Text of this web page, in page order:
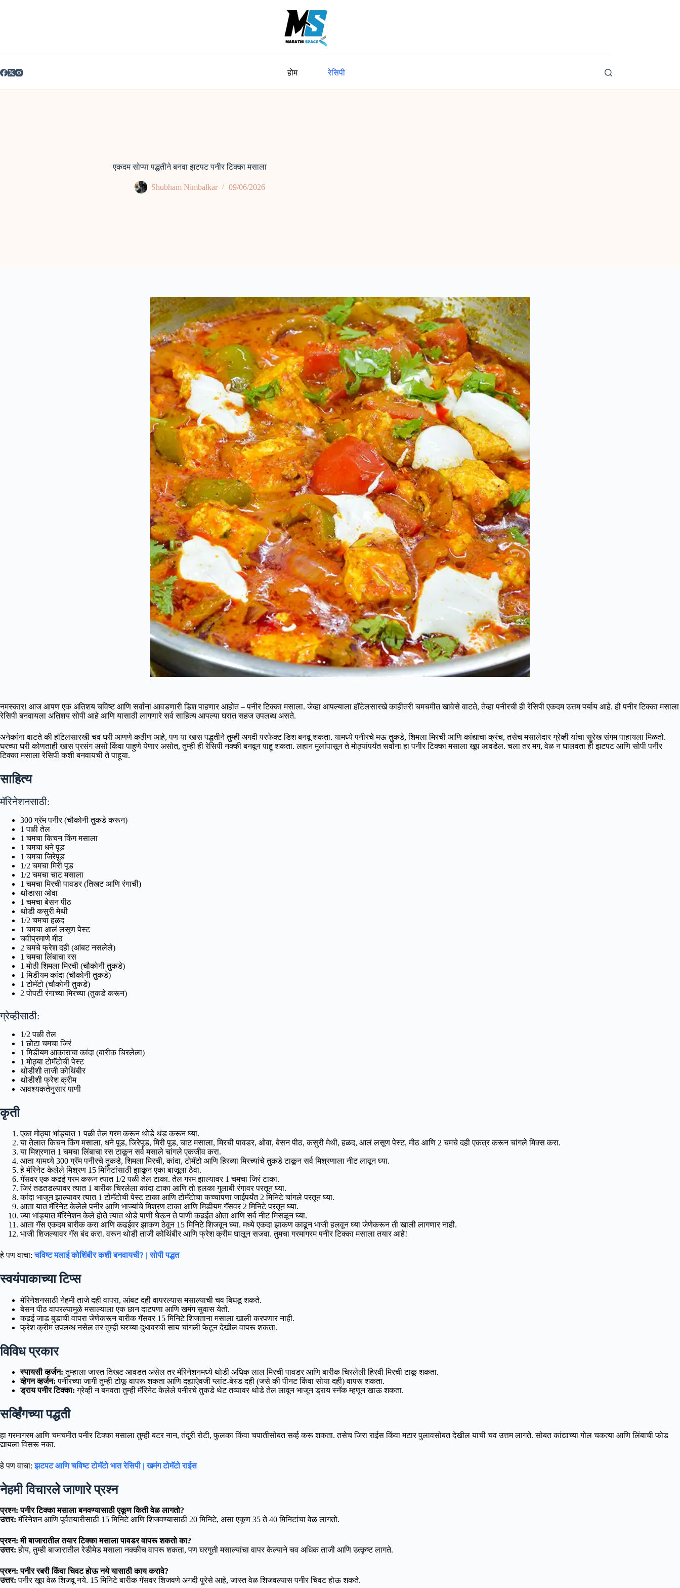
होम रेसिपी
एकदम सोप्या पद्धतीने बनवा झटपट पनीर टिक्का मसाला
Shubham Nimbalkar 09/06/2026
नमस्कार! आज आपण एक अतिशय चविष्ट आणि सर्वांना आवडणारी डिश पाहणार आहोत – पनीर टिक्का मसाला. जेव्हा आपल्याला हॉटेलसारखे काहीतरी चमचमीत खावेसे वाटते, तेव्हा पनीरची ही रेसिपी एकदम उत्तम पर्याय आहे. ही पनीर टिक्का मसाला
रेसिपी बनवायला अतिशय सोपी आहे आणि यासाठी लागणारे सर्व साहित्य आपल्या घरात सहज उपलब्ध असते.
अनेकांना वाटते की हॉटेलसारखी चव घरी आणणे कठीण आहे, पण या खास पद्धतीने तुम्ही अगदी परफेक्ट डिश बनवू शकता. यामध्ये पनीरचे मऊ तुकडे, शिमला मिरची आणि कांद्याचा क्रंच, तसेच मसालेदार ग्रेव्ही यांचा सुरेख संगम पाहायला मिळतो.
घरच्या घरी कोणताही खास प्रसंग असो किंवा पाहुणे येणार असोत, तुम्ही ही रेसिपी नक्की बनवून पाहू शकता. लहान मुलांपासून ते मोठ्यांपर्यंत सर्वांना हा पनीर टिक्का मसाला खूप आवडेल. चला तर मग, वेळ न घालवता ही झटपट आणि सोपी पनीर
टिक्का मसाला रेसिपी कशी बनवायची ते पाहूया.
साहित्य
मॅरिनेशनसाठी:
300 ग्रॅम पनीर (चौकोनी तुकडे करून)
1 पळी तेल
1 चमचा किचन किंग मसाला
1 चमचा धने पूड
1 चमचा जिरेपूड
1/2 चमचा मिरी पूड
1/2 चमचा चाट मसाला
1 चमचा मिरची पावडर (तिखट आणि रंगाची)
थोडासा ओवा
1 चमचा बेसन पीठ
थोडी कसुरी मेथी
1/2 चमचा हळद
1 चमचा आलं लसूण पेस्ट
चवीप्रमाणे मीठ
2 चमचे फ्रेश दही (आंबट नसलेले)
1 चमचा लिंबाचा रस
1 मोठी शिमला मिरची (चौकोनी तुकडे)
1 मिडीयम कांदा (चौकोनी तुकडे)
1 टोमॅटो (चौकोनी तुकडे)
2 पोपटी रंगाच्या मिरच्या (तुकडे करून)
ग्रेव्हीसाठी:
1/2 पळी तेल
1 छोटा चमचा जिरं
1 मिडीयम आकाराचा कांदा (बारीक चिरलेला)
1 मोठ्या टोमॅटोची पेस्ट
थोडीशी ताजी कोथिंबीर
थोडीशी फ्रेश क्रीम
आवश्यकतेनुसार पाणी
कृती
एका मोठ्या भांड्यात 1 पळी तेल गरम करून थोडे थंड करून घ्या.
या तेलात किचन किंग मसाला, धने पूड, जिरेपूड, मिरी पूड, चाट मसाला, मिरची पावडर, ओवा, बेसन पीठ, कसुरी मेथी, हळद, आलं लसूण पेस्ट, मीठ आणि 2 चमचे दही एकत्र करून चांगले मिक्स करा.
या मिश्रणात 1 चमचा लिंबाचा रस टाकून सर्व मसाले चांगले एकजीव करा.
आता यामध्ये 300 ग्रॅम पनीरचे तुकडे, शिमला मिरची, कांदा, टोमॅटो आणि हिरव्या मिरच्यांचे तुकडे टाकून सर्व मिश्रणाला नीट लावून घ्या.
हे मॅरिनेट केलेले मिश्रण 15 मिनिटांसाठी झाकून एका बाजूला ठेवा.
गॅसवर एक कढई गरम करून त्यात 1/2 पळी तेल टाका. तेल गरम झाल्यावर 1 चमचा जिरं टाका.
जिरं तडतडल्यावर त्यात 1 बारीक चिरलेला कांदा टाका आणि तो हलका गुलाबी रंगावर परतून घ्या.
कांदा भाजून झाल्यावर त्यात 1 टोमॅटोची पेस्ट टाका आणि टोमॅटोचा कच्चापणा जाईपर्यंत 2 मिनिटे चांगले परतून घ्या.
आता यात मॅरिनेट केलेले पनीर आणि भाज्यांचे मिश्रण टाका आणि मिडीयम गॅसवर 2 मिनिटे परतून घ्या.
ज्या भांड्यात मॅरिनेशन केले होते त्यात थोडे पाणी घेऊन ते पाणी कढईत ओता आणि सर्व नीट मिसळून घ्या.
आता गॅस एकदम बारीक करा आणि कढईवर झाकण ठेवून 15 मिनिटे शिजवून घ्या. मध्ये एकदा झाकण काढून भाजी हलवून घ्या जेणेकरून ती खाली लागणार नाही.
भाजी शिजल्यावर गॅस बंद करा. वरून थोडी ताजी कोथिंबीर आणि फ्रेश क्रीम घालून सजवा. तुमचा गरमागरम पनीर टिक्का मसाला तयार आहे!
हे पण वाचा:चविष्ट मलाई कोशिंबीर कशी बनवायची? | सोपी पद्धत
स्वयंपाकाच्या टिप्स
मॅरिनेशनसाठी नेहमी ताजे दही वापरा, आंबट दही वापरल्यास मसाल्याची चव बिघडू शकते.
बेसन पीठ वापरल्यामुळे मसाल्याला एक छान दाटपणा आणि खमंग सुवास येतो.
कढई जाड बुडाची वापरा जेणेकरून बारीक गॅसवर 15 मिनिटे शिजताना मसाला खाली करपणार नाही.
फ्रेश क्रीम उपलब्ध नसेल तर तुम्ही घरच्या दुधावरची साय चांगली फेटून देखील वापरू शकता.
विविध प्रकार
स्पायसी व्हर्जन: तुम्हाला जास्त तिखट आवडत असेल तर मॅरिनेशनमध्ये थोडी अधिक लाल मिरची पावडर आणि बारीक चिरलेली हिरवी मिरची टाकू शकता.
व्हेगन व्हर्जन: पनीरच्या जागी तुम्ही टोफू वापरू शकता आणि दह्याऐवजी प्लांट-बेस्ड दही (जसे की पीनट किंवा सोया दही) वापरू शकता.
ड्राय पनीर टिक्का: ग्रेव्ही न बनवता तुम्ही मॅरिनेट केलेले पनीरचे तुकडे थेट तव्यावर थोडे तेल लावून भाजून ड्राय स्नॅक म्हणून खाऊ शकता.
सर्व्हिंगच्या पद्धती
हा गरमागरम आणि चमचमीत पनीर टिक्का मसाला तुम्ही बटर नान, तंदूरी रोटी, फुलका किंवा चपातीसोबत सर्व्ह करू शकता. तसेच जिरा राईस किंवा मटार पुलावसोबत देखील याची चव उत्तम लागते. सोबत कांद्याच्या गोल चकत्या आणि लिंबाची फोड
द्यायला विसरू नका.
हे पण वाचा:झटपट आणि चविष्ट टोमॅटो भात रेसिपी | खमंग टोमॅटो राईस
नेहमी विचारले जाणारे प्रश्न
प्रश्न: पनीर टिक्का मसाला बनवण्यासाठी एकूण किती वेळ लागतो?
उत्तर: मॅरिनेशन आणि पूर्वतयारीसाठी 15 मिनिटे आणि शिजवण्यासाठी 20 मिनिटे, असा एकूण 35 ते 40 मिनिटांचा वेळ लागतो.
प्रश्न: मी बाजारातील तयार टिक्का मसाला पावडर वापरू शकतो का?
उत्तर: होय, तुम्ही बाजारातील रेडीमेड मसाला नक्कीच वापरू शकता, पण घरगुती मसाल्यांचा वापर केल्याने चव अधिक ताजी आणि उत्कृष्ट लागते.
प्रश्न: पनीर रबरी किंवा चिवट होऊ नये यासाठी काय करावे?
उत्तर: पनीर खूप वेळ शिजवू नये. 15 मिनिटे बारीक गॅसवर शिजवणे अगदी पुरेसे आहे, जास्त वेळ शिजवल्यास पनीर चिवट होऊ शकते.